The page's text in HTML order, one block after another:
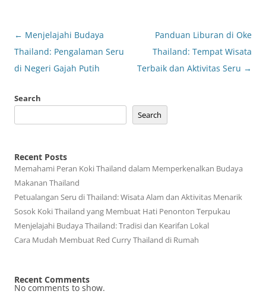
Post
navigation
← Menjelajahi Budaya
Thailand: Pengalaman Seru
di Negeri Gajah Putih
Panduan Liburan di Oke
Thailand: Tempat Wisata
Terbaik dan Aktivitas Seru →
Search
Search
Recent Posts
Memahami Peran Koki Thailand dalam Memperkenalkan Budaya
Makanan Thailand
Petualangan Seru di Thailand: Wisata Alam dan Aktivitas Menarik
Sosok Koki Thailand yang Membuat Hati Penonton Terpukau
Menjelajahi Budaya Thailand: Tradisi dan Kearifan Lokal
Cara Mudah Membuat Red Curry Thailand di Rumah
Recent Comments
No comments to show.